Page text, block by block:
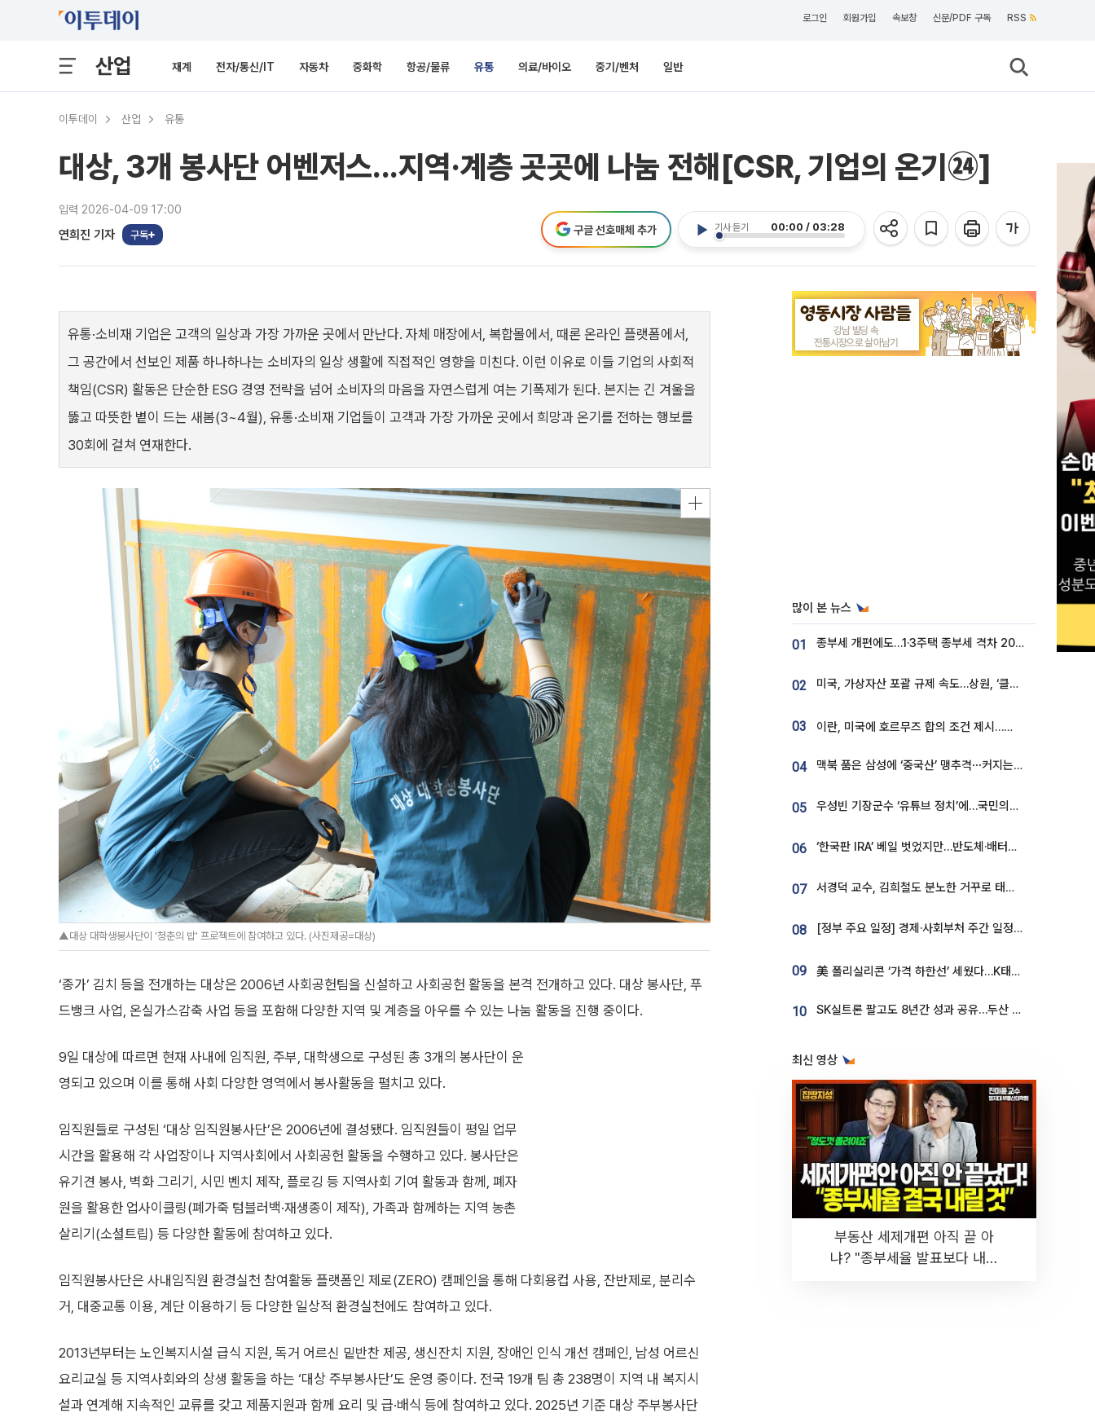
로그인 회원가입 속보창 신문/PDF 구독 RSS
산업 재계 전자/통신/IT 자동차 중화학 항공/물류 유통 의료/바이오 중기/벤처 일반
이투데이 산업 유통
대상, 3개 봉사단 어벤저스...지역·계층 곳곳에 나눔 전해[CSR, 기업의 온기㉔]
입력 2026-04-09 17:00
연희진 기자 구독
기사 듣기 00:00 / 03:28
구글 선호매체 추가
유통·소비재 기업은 고객의 일상과 가장 가까운 곳에서 만난다. 자체 매장에서, 복합몰에서, 때론 온라인 플랫폼에서,
그 공간에서 선보인 제품 하나하나는 소비자의 일상 생활에 직접적인 영향을 미친다. 이런 이유로 이들 기업의 사회적
책임(CSR) 활동은 단순한 ESG 경영 전략을 넘어 소비자의 마음을 자연스럽게 여는 기폭제가 된다. 본지는 긴 겨울을
뚫고 따뜻한 볕이 드는 새봄(3~4월), 유통·소비재 기업들이 고객과 가장 가까운 곳에서 희망과 온기를 전하는 행보를
30회에 걸쳐 연재한다.
▲대상 대학생봉사단이 '청춘의 밥' 프로젝트에 참여하고 있다. (사진제공=대상)
‘종가’ 김치 등을 전개하는 대상은 2006년 사회공헌팀을 신설하고 사회공헌 활동을 본격 전개하고 있다. 대상 봉사단, 푸
드뱅크 사업, 온실가스감축 사업 등을 포함해 다양한 지역 및 계층을 아우를 수 있는 나눔 활동을 진행 중이다.
9일 대상에 따르면 현재 사내에 임직원, 주부, 대학생으로 구성된 총 3개의 봉사단이 운
영되고 있으며 이를 통해 사회 다양한 영역에서 봉사활동을 펼치고 있다.
임직원들로 구성된 ‘대상 임직원봉사단’은 2006년에 결성됐다. 임직원들이 평일 업무
시간을 활용해 각 사업장이나 지역사회에서 사회공헌 활동을 수행하고 있다. 봉사단은
유기견 봉사, 벽화 그리기, 시민 벤치 제작, 플로깅 등 지역사회 기여 활동과 함께, 폐자
원을 활용한 업사이클링(폐가죽 텀블러백·재생종이 제작), 가족과 함께하는 지역 농촌
살리기(소셜트립) 등 다양한 활동에 참여하고 있다.
임직원봉사단은 사내임직원 환경실천 참여활동 플랫폼인 제로(ZERO) 캠페인을 통해 다회용컵 사용, 잔반제로, 분리수
거, 대중교통 이용, 계단 이용하기 등 다양한 일상적 환경실천에도 참여하고 있다.
2013년부터는 노인복지시설 급식 지원, 독거 어르신 밑반찬 제공, 생신잔치 지원, 장애인 인식 개선 캠페인, 남성 어르신
요리교실 등 지역사회와의 상생 활동을 하는 ‘대상 주부봉사단’도 운영 중이다. 전국 19개 팀 총 238명이 지역 내 복지시
설과 연계해 지속적인 교류를 갖고 제품지원과 함께 요리 및 급·배식 등에 참여하고 있다. 2025년 기준 대상 주부봉사단
많이 본 뉴스
01 종부세 개편에도…1·3주택 종부세 격차 2028년부터 확대
02 미국, 가상자산 포괄 규제 속도…상원, ‘클래리티법’ 9월 절차투표 추진
03 이란, 미국에 호르무즈 합의 조건 제시…美 “경기 아직 안 끝나” [종합]
04 맥북 품은 삼성에 ‘중국산’ 맹추격⋯커지는 노트북 OLED 시장
05 우성빈 기장군수 ‘유튜브 정치’에…국민의힘 군의원들 집단 반발
06 ‘한국판 IRA’ 베일 벗었지만…반도체·배터리 업계 “시행령이 관건”
07 서경덕 교수, 김희철도 분노한 거꾸로 태극기⋯"엉터리는 아냐, 아쉬울 뿐"
08 [정부 주요 일정] 경제·사회부처 주간 일정 (8월 10일 ~ 8월 14일)
09 美 폴리실리콘 ‘가격 하한선’ 세웠다…K태양광 수혜 기대
10 SK실트론 팔고도 8년간 성과 공유…두산 인수대금 2.3조가 끝 아냐
최신 영상
부동산 세제개편 아직 끝 아
냐? "종부세율 발표보다 내릴